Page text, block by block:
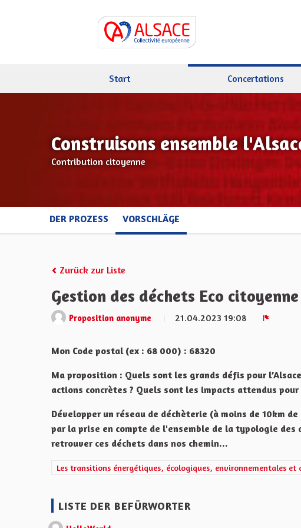
Start Concertations
Construisons ensemble
Contribution citoyenne
DER PROZESS VORSCHLÄGE
Zurück zur Liste
Gestion des déchets Eco citoyenne
Proposition anonyme
21.04.2023 19:08
Mon Code postal (ex : 68 000) : 68320
Ma proposition : Quels sont les grands défis pour
actions concrètes ? Quels sont les impacts attendus
Développer un réseau de déchèterie (à moins de 10km
par la prise en compte de l'ensemble de la typologie
retrouver ces déchets dans nos chemin...
Ergebnisse nach Kategorie filtern: Les transitions énergétiques,
Les transitions énergétiques, écologiques, environnementales et
LISTE DER BEFÜRWORTER